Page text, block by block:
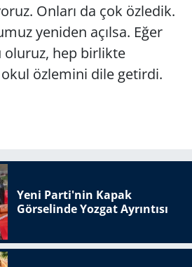
Onları da çok özledik.
yeniden açılsa. Eğer
oluruz, hep birlikte
özlemini dile getirdi.
Yeni Parti'nin Kapak
Görselinde Yozgat Ayrıntısı